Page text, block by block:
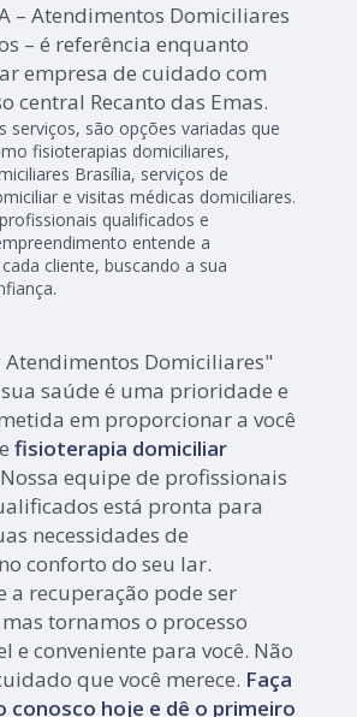
– Atendimentos Domiciliares
– é referência enquanto
empresa de cuidado com
central Recanto das Emas.
serviços, são opções variadas que
fisioterapias domiciliares,
Brasília, serviços de
e visitas médicas domiciliares.
qualificados e
entende a
cliente, buscando a sua
Atendimentos Domiciliares"
saúde é uma prioridade e
em proporcionar a você
fisioterapia domiciliar
equipe de profissionais
está pronta para
necessidades de
conforto do seu lar.
a recuperação pode ser
tornamos o processo
e conveniente para você. Não
que você merece. Faça
conosco hoje e dê o primeiro